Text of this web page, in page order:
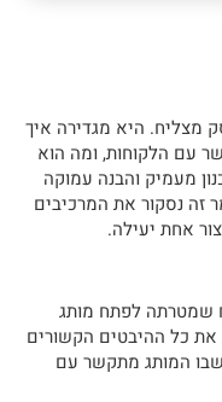
מצליח. היא מגדירה איך
עם הלקוחות, ומה הוא
מעמיק והבנה עמוקה
נסקור את המרכיבים
אחת יעילה.
שמטרתה לפתח מותג
את כל ההיבטים הקשורים
המותג מתקשר עם